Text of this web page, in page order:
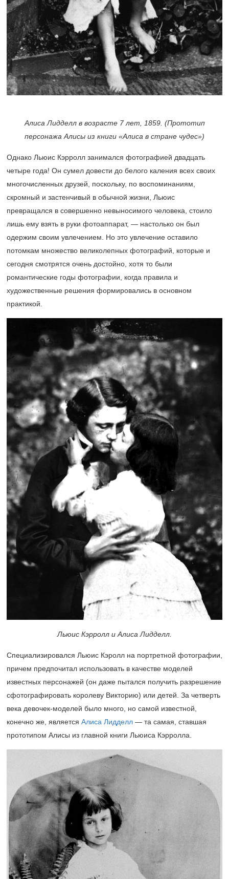
Алиса Лидделл в возрасте 7 лет, 1859. (Прототип
персонажа Алисы из книги «Алиса в стране чудес»)
Однако Льюис Кэрролл занимался фотографией двадцать
четыре года! Он сумел довести до белого каления всех своих
многочисленных друзей, поскольку, по воспоминаниям,
скромный и застенчивый в обычной жизни, Льюис
превращался в совершенно невыносимого человека, стоило
лишь ему взять в руки фотоаппарат, — настолько он был
одержим своим увлечением. Но это увлечение оставило
потомкам множество великолепных фотографий, которые и
сегодня смотрятся очень достойно, хотя то были
романтические годы фотографии, когда правила и
художественные решения формировались в основном
практикой.
Льюис Кэрролл и Алиса Лидделл.
Специализировался Льюис Кэролл на портретной фотографии,
причем предпочитал использовать в качестве моделей
известных персонажей (он даже пытался получить разрешение
сфотографировать королеву Викторию) или детей. За четверть
века девочек-моделей было много, но самой известной,
конечно же, является Алиса Лидделл — та самая, ставшая
прототипом Алисы из главной книги Льюиса Кэрролла.